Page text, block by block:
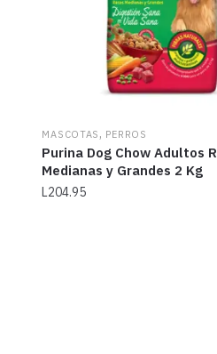
MASCOTAS , PERROS
Purina Dog Chow Adultos
Medianas y Grandes 2 Kg
L204.95